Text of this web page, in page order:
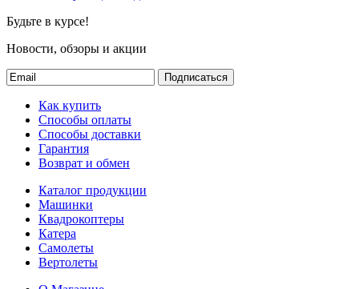
Будьте в курсе!
Новости, обзоры и акции
Подписаться
Как купить
Способы оплаты
Способы доставки
Гарантия
Возврат и обмен
Каталог продукции
Машинки
Квадрокоптеры
Катера
Самолеты
Вертолеты